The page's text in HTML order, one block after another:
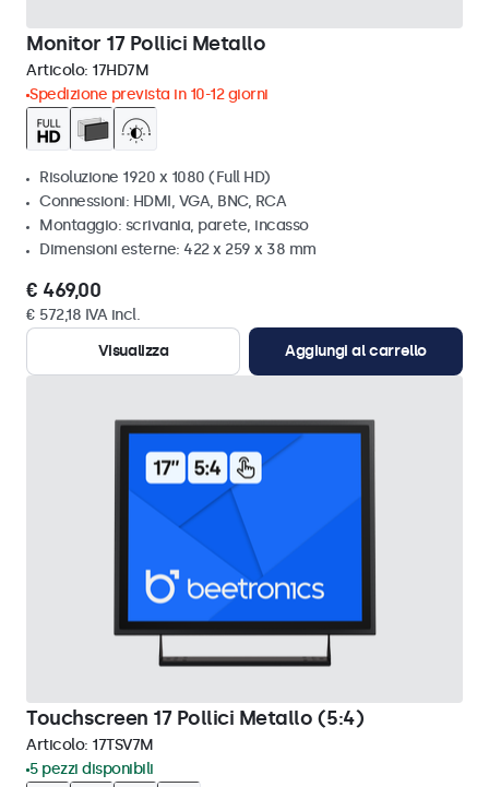
Monitor 17 Pollici Metallo
Articolo: 17HD7M
Spedizione prevista in 10-12 giorni
Risoluzione 1920 x 1080 (Full HD)
Connessioni: HDMI, VGA, BNC, RCA
Montaggio: scrivania, parete, incasso
Dimensioni esterne: 422 x 259 x 38 mm
€ 469,00
€ 572,18 IVA incl.
Visualizza
Aggiungi al carrello
Touchscreen 17 Pollici Metallo (5:4)
Articolo: 17TSV7M
5 pezzi disponibili